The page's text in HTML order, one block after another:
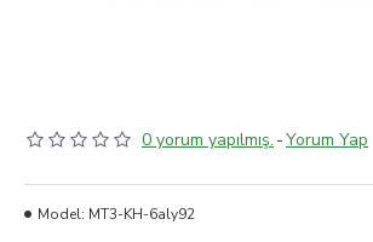
0 yorum yapılmış. -Yorum Yap
Model: MT3-KH-6aly92